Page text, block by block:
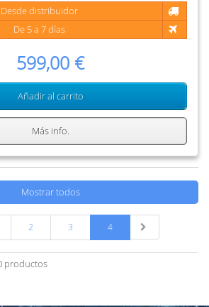
Desde distribuidor
De 5 a 7 días
599,00 €
Añadir al carrito
Más info.
Mostrar todos
2 3 4
productos